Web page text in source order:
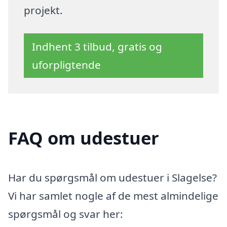
projekt.
Indhent 3 tilbud, gratis og
uforpligtende
FAQ om udestuer
Har du spørgsmål om udestuer i Slagelse?
Vi har samlet nogle af de mest almindelige
spørgsmål og svar her: